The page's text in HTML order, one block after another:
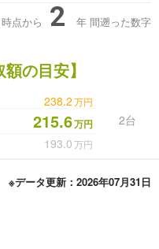
点から 2 年 間遡った数字
の目安】
238.2万円
2台
215.6万円
193.0万円
※データ更新：2026年07月31日